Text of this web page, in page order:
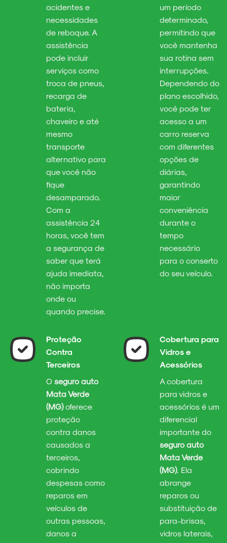
acidentes e
necessidades
de reboque. A
assistência
pode incluir
serviços como
troca de pneus,
recarga de
bateria,
chaveiro e até
mesmo
transporte
alternativo para
que você não
fique
desamparado.
Com a
assistência 24
horas, você tem
a segurança de
saber que terá
ajuda imediata,
não importa
onde ou
quando precise.
um período
determinado,
permitindo que
você mantenha
sua rotina sem
interrupções.
Dependendo do
plano escolhido,
você pode ter
acesso a um
carro reserva
com diferentes
opções de
diárias,
garantindo
maior
conveniência
durante o
tempo
necessário
para o conserto
do seu veículo.
Proteção
Contra
Terceiros
O seguro auto
Mata Verde
(MG)oferece
proteção
contra danos
causados a
terceiros,
cobrindo
despesas como
reparos em
veículos de
outras pessoas,
danos a
Cobertura para
Vidros e
Acessórios
A cobertura
para vidros e
acessórios é um
diferencial
importante do
seguro auto
Mata Verde
(MG). Ela
abrange
reparos ou
substituição de
para-brisas,
vidros laterais,